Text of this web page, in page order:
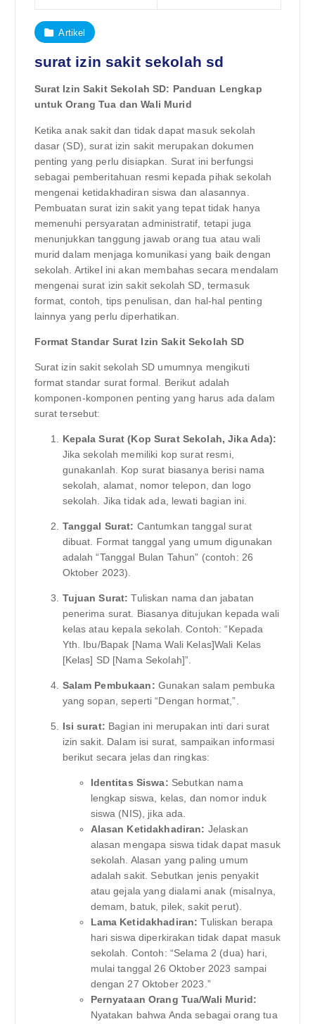
Artikel
surat izin sakit sekolah sd
Surat Izin Sakit Sekolah SD: Panduan Lengkap
untuk Orang Tua dan Wali Murid
Ketika anak sakit dan tidak dapat masuk sekolah
dasar (SD), surat izin sakit merupakan dokumen
penting yang perlu disiapkan. Surat ini berfungsi
sebagai pemberitahuan resmi kepada pihak sekolah
mengenai ketidakhadiran siswa dan alasannya.
Pembuatan surat izin sakit yang tepat tidak hanya
memenuhi persyaratan administratif, tetapi juga
menunjukkan tanggung jawab orang tua atau wali
murid dalam menjaga komunikasi yang baik dengan
sekolah. Artikel ini akan membahas secara mendalam
mengenai surat izin sakit sekolah SD, termasuk
format, contoh, tips penulisan, dan hal-hal penting
lainnya yang perlu diperhatikan.
Format Standar Surat Izin Sakit Sekolah SD
Surat izin sakit sekolah SD umumnya mengikuti
format standar surat formal. Berikut adalah
komponen-komponen penting yang harus ada dalam
surat tersebut:
Kepala Surat (Kop Surat Sekolah, Jika Ada):
Jika sekolah memiliki kop surat resmi,
gunakanlah. Kop surat biasanya berisi nama
sekolah, alamat, nomor telepon, dan logo
sekolah. Jika tidak ada, lewati bagian ini.
Tanggal Surat: Cantumkan tanggal surat
dibuat. Format tanggal yang umum digunakan
adalah “Tanggal Bulan Tahun” (contoh: 26
Oktober 2023).
Tujuan Surat: Tuliskan nama dan jabatan
penerima surat. Biasanya ditujukan kepada wali
kelas atau kepala sekolah. Contoh: “Kepada
Yth. Ibu/Bapak [Nama Wali Kelas]Wali Kelas
[Kelas] SD [Nama Sekolah]”.
Salam Pembukaan: Gunakan salam pembuka
yang sopan, seperti “Dengan hormat,”.
Isi surat: Bagian ini merupakan inti dari surat
izin sakit. Dalam isi surat, sampaikan informasi
berikut secara jelas dan ringkas:
Identitas Siswa: Sebutkan nama
lengkap siswa, kelas, dan nomor induk
siswa (NIS), jika ada.
Alasan Ketidakhadiran: Jelaskan
alasan mengapa siswa tidak dapat masuk
sekolah. Alasan yang paling umum
adalah sakit. Sebutkan jenis penyakit
atau gejala yang dialami anak (misalnya,
demam, batuk, pilek, sakit perut).
Lama Ketidakhadiran: Tuliskan berapa
hari siswa diperkirakan tidak dapat masuk
sekolah. Contoh: “Selama 2 (dua) hari,
mulai tanggal 26 Oktober 2023 sampai
dengan 27 Oktober 2023.”
Pernyataan Orang Tua/Wali Murid:
Nyatakan bahwa Anda sebagai orang tua